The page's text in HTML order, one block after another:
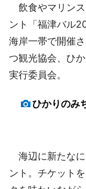
飲食やマリン
ント「福津バル
海岸一帯で開催
つ観光協会、ひ
実行委員会。
ひかりのみ
海辺に新たな
ント。チケット